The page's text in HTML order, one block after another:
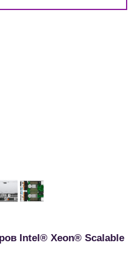
Intel® Xeon® Scalable